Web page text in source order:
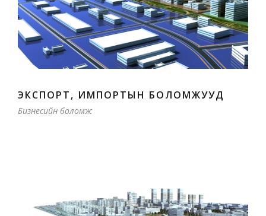
ЭКСПОРТ, ИМПОРТЫН БОЛОМЖУУД
Бизнесийн боломж